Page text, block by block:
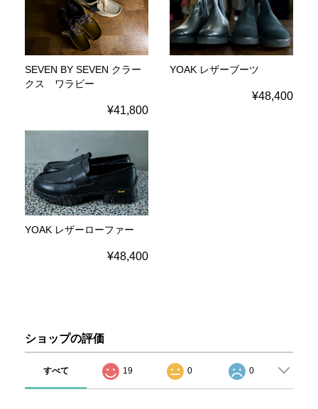
SEVEN BY SEVEN クラー
クス ワラビー
¥41,800
YOAK レザーブーツ
¥48,400
YOAK レザーローファー
¥48,400
ショップの評価
すべて 19 0 0